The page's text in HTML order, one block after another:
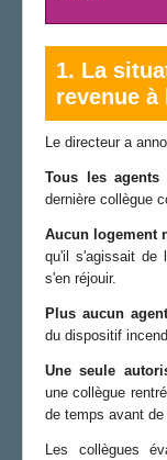
1. La
revenue à
Le directeur a
Tous les agents
dernière collègue
Aucun logement
qu'il s'agissait de
s'en réjouir.
Plus aucun
du dispositif
Une seule
une collègue
de temps avant de
Les collègues